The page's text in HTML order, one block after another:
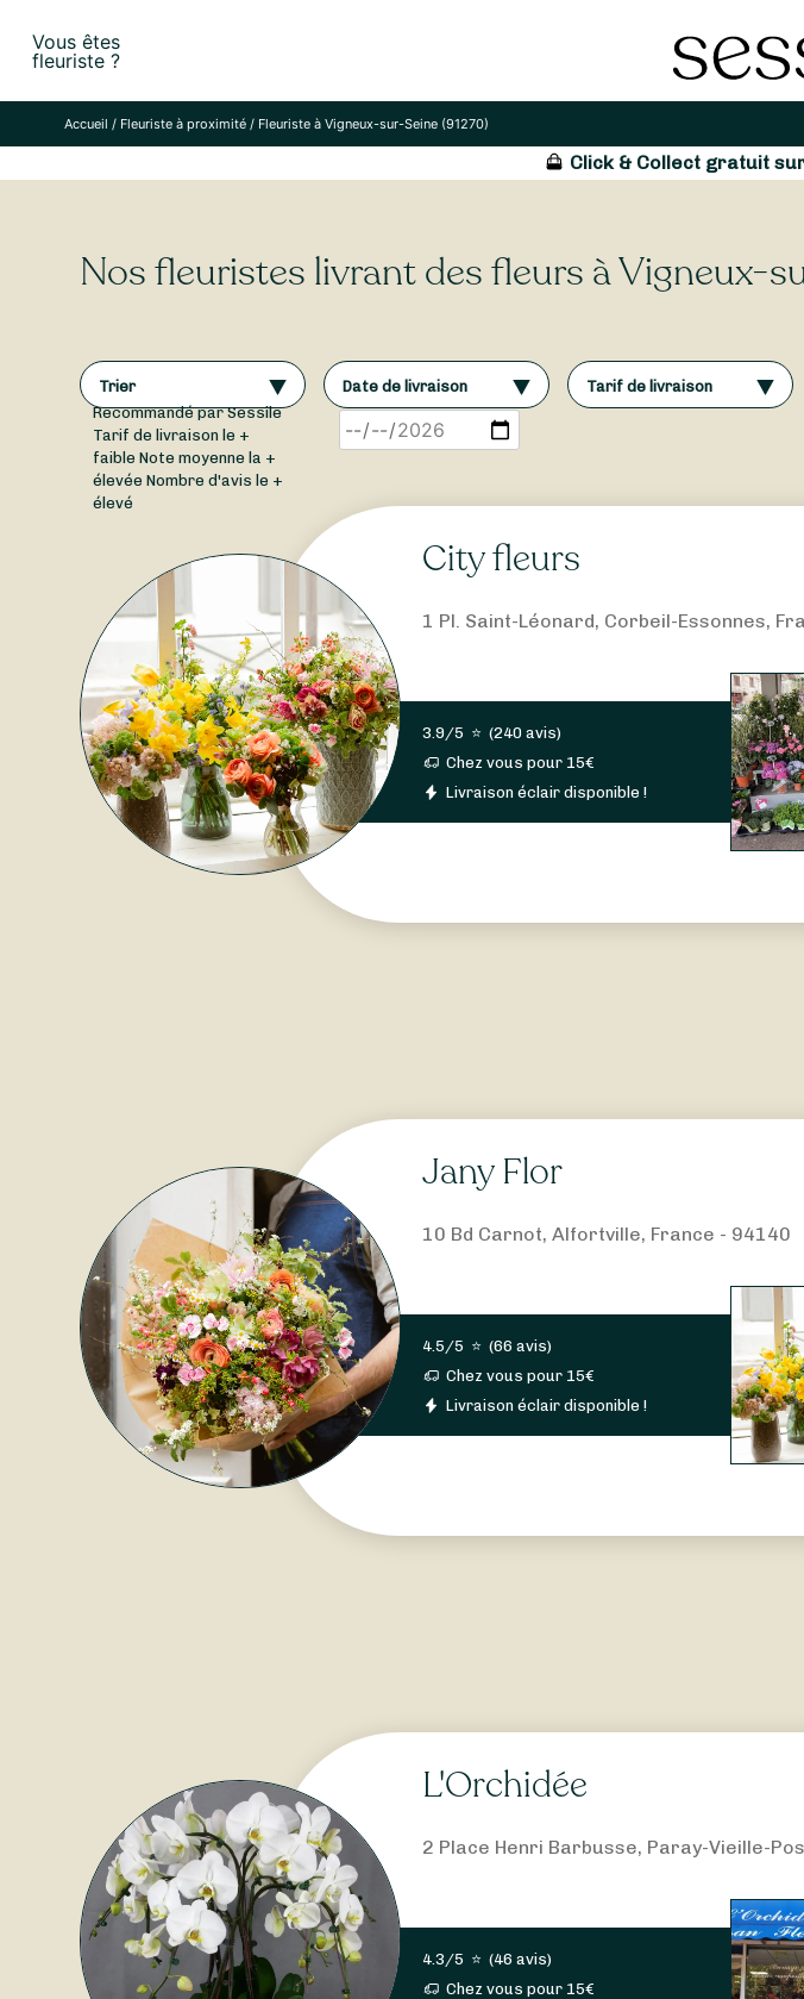
content
Vous êtes
fleuriste ?
Accueil / Fleuriste à proximité/ Fleuriste à Vigneux-sur-Seine (91270)
Click & Collect gratuit
Nos fleuristes livrant des fleurs à Vigneux-
Trier
Recommandé par Sessile
Tarif de livraison le +
faible Note moyenne la +
élevée Nombre d'avis le +
élevé
Date de livraison Tarif de livraison
City fleurs
1 Pl. Saint-Léonard, Corbeil-Essonnes,
3.9/5 ⭐ (240 avis)
Chez vous pour 15€
Livraison éclair disponible !
Jany Flor
10 Bd Carnot, Alfortville, France - 94140
4.5/5 ⭐ (66 avis)
Chez vous pour 15€
Livraison éclair disponible !
L'Orchidée
2 Place Henri Barbusse, Paray-Vieille-
4.3/5 ⭐ (46 avis)
Chez vous pour 15€